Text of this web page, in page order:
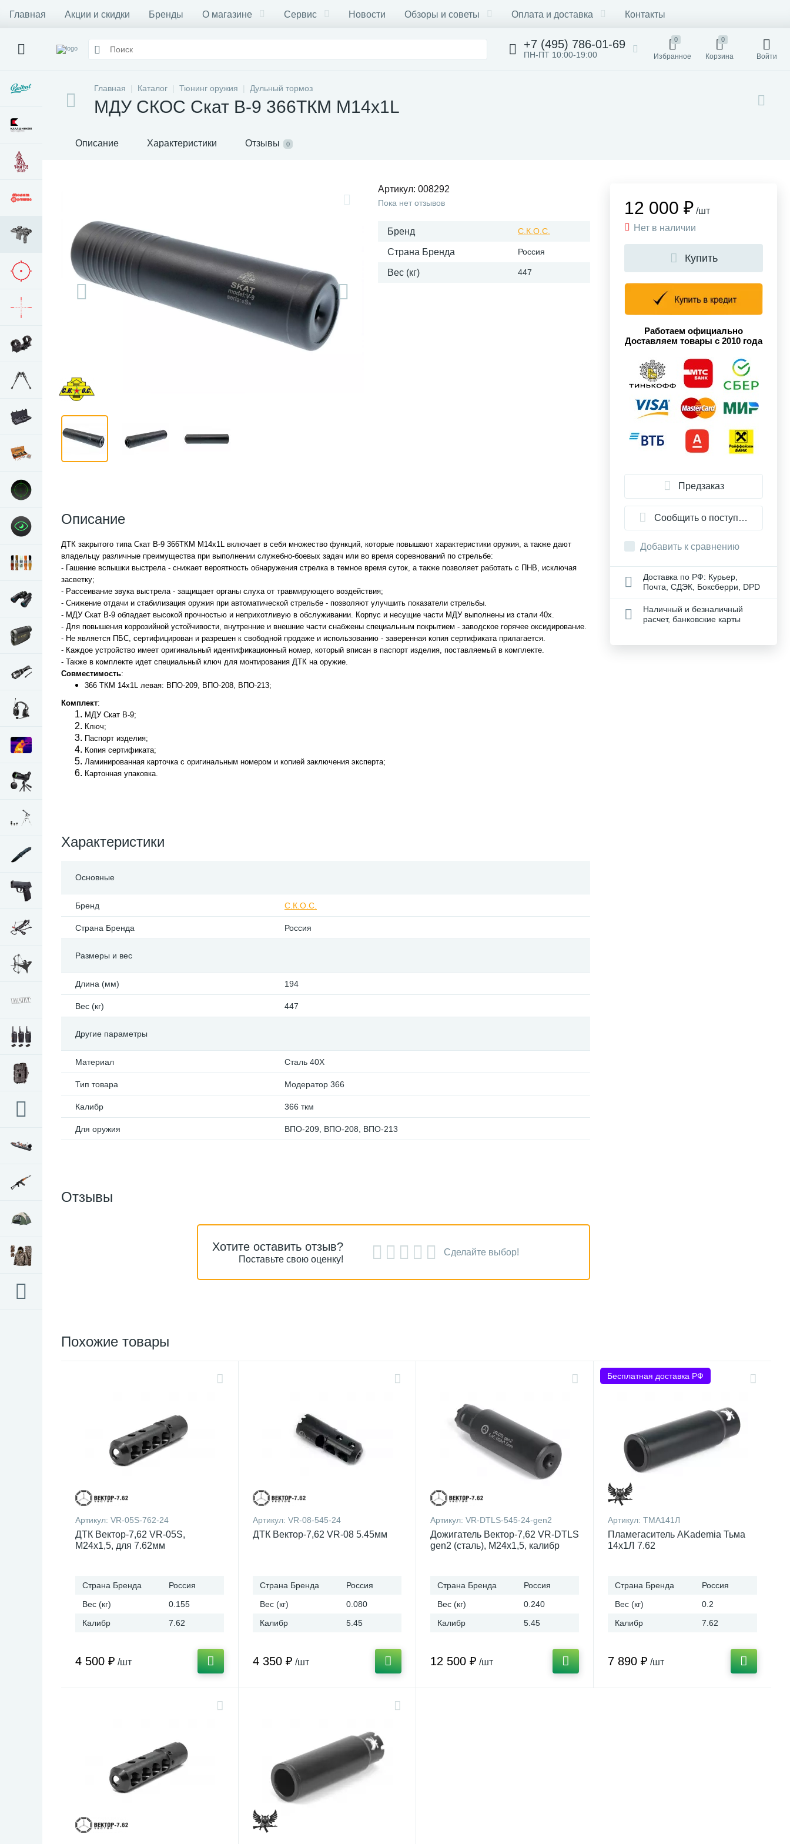
Главная Акции и скидки Бренды О магазине Сервис Новости Обзоры и советы Оплата и доставка Контакты
+7 (495) 786-01-69
ПН-ПТ 10:00-19:00
0
Избранное
0
Корзина Войти
Главная Каталог Тюнинг оружия Дульный тормоз
МДУ СКОС Скат В-9 366ТКМ М14x1L
Описание Характеристики Отзывы 0
Артикул: 008292
Пока нет отзывов
Бренд С.К.О.С.
Страна Бренда Россия
Вес (кг) 447
Описание
ДТК закрытого типа Скат В-9 366ТКМ М14x1L включает в себя множество функций, которые повышают характеристики оружия, а также дают
владельцу различные преимущества при выполнении служебно-боевых задач или во время соревнований по стрельбе:
- Гашение вспышки выстрела - снижает вероятность обнаружения стрелка в темное время суток, а также позволяет работать с ПНВ, исключая
засветку;
- Рассеивание звука выстрела - защищает органы слуха от травмирующего воздействия;
- Снижение отдачи и стабилизация оружия при автоматической стрельбе - позволяют улучшить показатели стрельбы.
- МДУ Скат В-9 обладает высокой прочностью и неприхотливую в обслуживании. Корпус и несущие части МДУ выполнены из стали 40х.
- Для повышения коррозийной устойчивости, внутренние и внешние части снабжены специальным покрытием - заводское горячее оксидирование.
- Не является ПБС, сертифицирован и разрешен к свободной продаже и использованию - заверенная копия сертификата прилагается.
- Каждое устройство имеет оригинальный идентификационный номер, который вписан в паспорт изделия, поставляемый в комплекте.
- Также в комплекте идет специальный ключ для монтирования ДТК на оружие.
Совместимость:
366 ТКМ 14х1L левая: ВПО-209, ВПО-208, ВПО-213;
Комплект:
МДУ Скат В-9;
Ключ;
Паспорт изделия;
Копия сертификата;
Ламинированная карточка с оригинальным номером и копией заключения эксперта;
Картонная упаковка.
Характеристики
Основные
Бренд С.К.О.С.
Страна Бренда Россия
Размеры и вес
Длина (мм) 194
Вес (кг) 447
Другие параметры
Материал Сталь 40Х
Тип товара Модератор 366
Калибр 366 ткм
Для оружия ВПО-209, ВПО-208, ВПО-213
12 000 ₽ /шт
Нет в наличии
Купить
Работаем официально
Доставляем товары с 2010 года
Предзаказ
Сообщить о поступлении
Добавить к сравнению
Доставка по РФ: Курьер,
Почта, СДЭК, Боксберри, DPD
Наличный и безналичный
расчет, банковские карты
Отзывы
Хотите оставить отзыв?
Поставьте свою оценку!
Сделайте выбор!
Похожие товары
Артикул: VR-05S-762-24
ДТК Вектор-7,62 VR-05S,
М24х1,5, для 7.62мм
Страна Бренда
Россия
Вес (кг)
0.155
Калибр
7.62
4 500 ₽ /шт
Артикул: VR-08-545-24
ДТК Вектор-7,62 VR-08 5.45мм
Страна Бренда
Россия
Вес (кг)
0.080
Калибр
5.45
4 350 ₽ /шт
Артикул: VR-DTLS-545-24-gen2
Дожигатель Вектор-7,62 VR-DTLS
gen2 (сталь), М24x1,5, калибр
Страна Бренда
Россия
Вес (кг)
0.240
Калибр
5.45
12 500 ₽ /шт
Бесплатная доставка РФ
Артикул: ТМА141Л
Пламегаситель AKademia Тьма
14x1Л 7.62
Страна Бренда
Россия
Вес (кг)
0.2
Калибр
7.62
7 890 ₽ /шт